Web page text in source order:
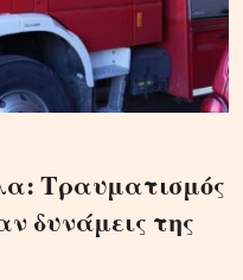
Τραυματισμός
δυνάμεις της